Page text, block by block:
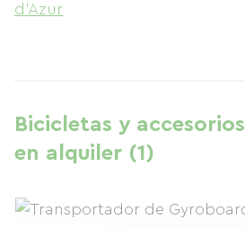
d'Azur
Bicicletas y accesorios
en alquiler (1)